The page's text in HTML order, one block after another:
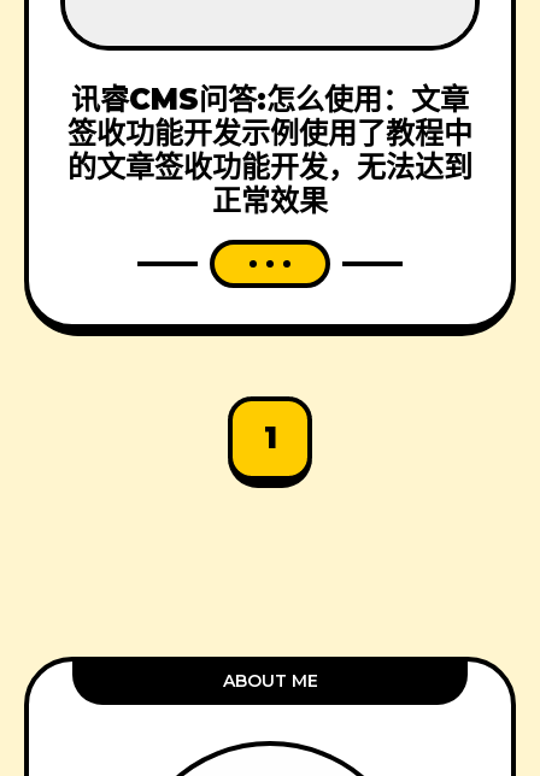
讯睿CMS问答:怎么使用：文章
签收功能开发示例使用了教程中
的文章签收功能开发，无法达到
正常效果
1
ABOUT ME